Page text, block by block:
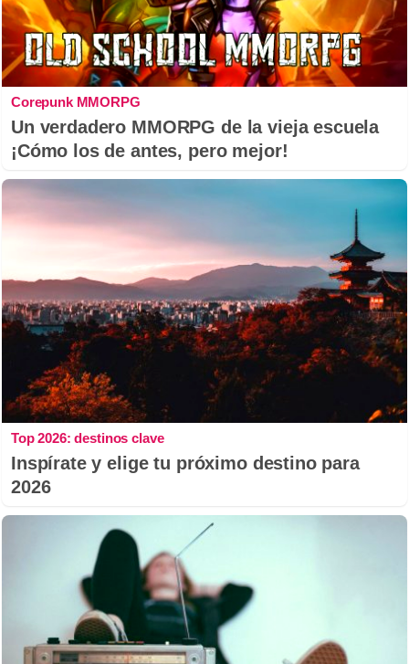
Corepunk MMORPG
Un verdadero MMORPG de la vieja escuela
¡Cómo los de antes, pero mejor!
Top 2026: destinos clave
Inspírate y elige tu próximo destino para
2026